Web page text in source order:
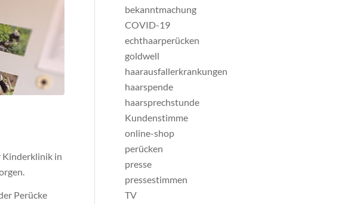
Kinderklinik in
Perücke
bekanntmachung
COVID-19
echthaarperücken
goldwell
haarausfallerkrankungen
haarspende
haarsprechstunde
Kundenstimme
online-shop
perücken
presse
pressestimmen
TV